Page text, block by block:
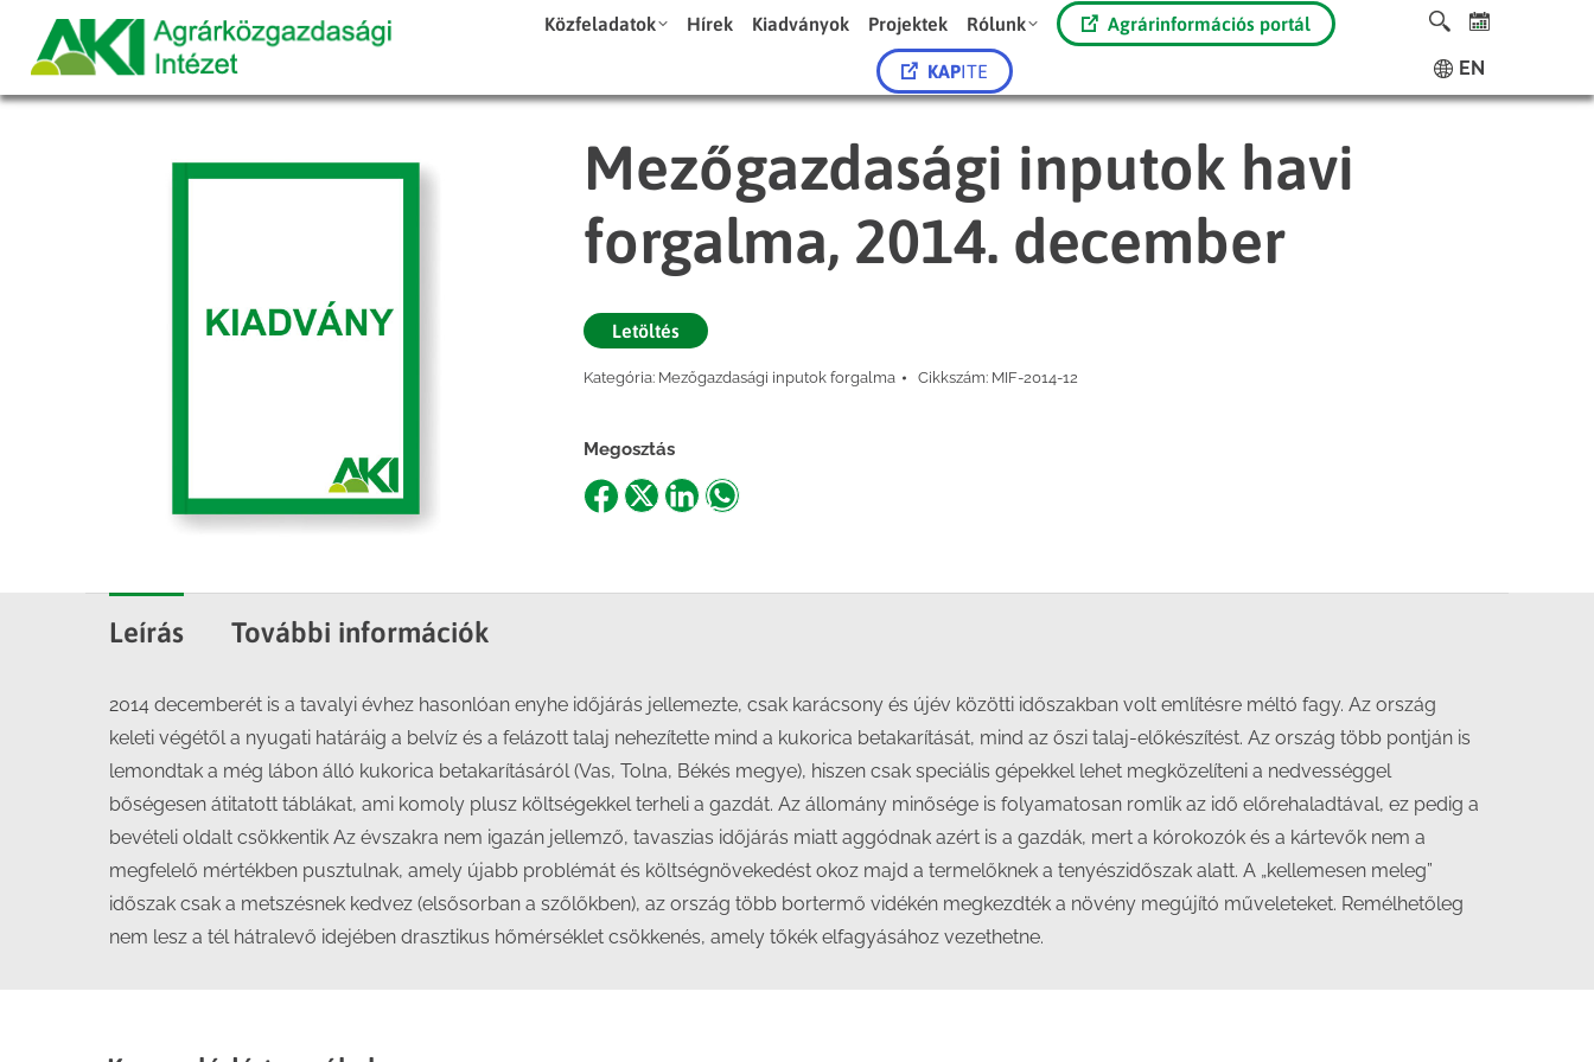
Közfeladatok Hírek Kiadványok Projektek Rólunk Agrárinformációs portál
KAPITE EN
Mezőgazdasági inputok havi
forgalma, 2014. december
Letöltés
Kategória: Mezőgazdasági inputok forgalma Cikkszám: MIF-2014-12
Megosztás
ShareShareShareShare
Leírás További információk
2014 decemberét is a tavalyi évhez hasonlóan enyhe időjárás jellemezte, csak karácsony és újév közötti időszakban volt említésre méltó fagy. Az ország
keleti végétől a nyugati határáig a belvíz és a felázott talaj nehezítette mind a kukorica betakarítását, mind az őszi talaj-előkészítést. Az ország több pontján is
lemondtak a még lábon álló kukorica betakarításáról (Vas, Tolna, Békés megye), hiszen csak speciális gépekkel lehet megközelíteni a nedvességgel
bőségesen átitatott táblákat, ami komoly plusz költségekkel terheli a gazdát. Az állomány minősége is folyamatosan romlik az idő előrehaladtával, ez pedig a
bevételi oldalt csökkentik Az évszakra nem igazán jellemző, tavaszias időjárás miatt aggódnak azért is a gazdák, mert a kórokozók és a kártevők nem a
megfelelő mértékben pusztulnak, amely újabb problémát és költségnövekedést okoz majd a termelőknek a tenyészidőszak alatt. A „kellemesen meleg”
időszak csak a metszésnek kedvez (elsősorban a szőlőkben), az ország több bortermő vidékén megkezdték a növény megújító műveleteket. Remélhetőleg
nem lesz a tél hátralevő idejében drasztikus hőmérséklet csökkenés, amely tőkék elfagyásához vezethetne.